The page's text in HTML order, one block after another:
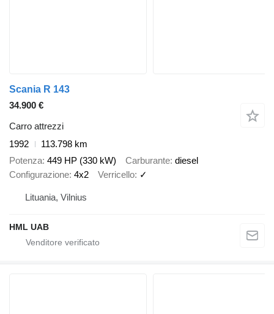
Scania R 143
34.900 €
Carro attrezzi
1992
113.798 km
Potenza 449 HP (330 kW) Carburante diesel
Configurazione 4x2 Verricello ✓
Lituania, Vilnius
HML UAB